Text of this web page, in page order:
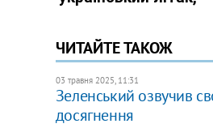
ЧИТАЙТЕ ТАКОЖ
03 травня 2025, 11:31
Зеленський озвучив
досягнення